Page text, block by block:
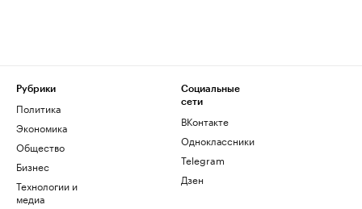
Рубрики
Политика
Экономика
Общество
Бизнес
Технологии и
медиа
Социальные
сети
ВКонтакте
Одноклассники
Telegram
Дзен